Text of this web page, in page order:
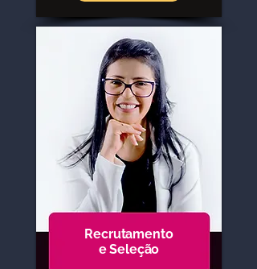
Recrutamento
e Seleção